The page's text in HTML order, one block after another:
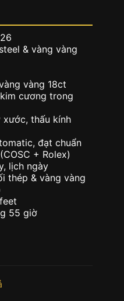
& vàng vàng
vàng 18ct
cương trong
xước, thấu kính
đạt chuẩn
+ Rolex)
lịch ngày
thép & vàng vàng
55 giờ